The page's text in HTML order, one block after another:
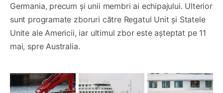
Germania, precum și unii membri ai echipajului. Ulterior
sunt programate zboruri către Regatul Unit și Statele
Unite ale Americii, iar ultimul zbor este așteptat pe 11
mai, spre Australia.